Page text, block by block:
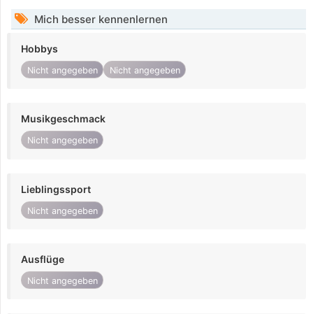
Mich besser kennenlernen
Hobbys
Nicht angegeben Nicht angegeben
Musikgeschmack
Nicht angegeben
Lieblingssport
Nicht angegeben
Ausflüge
Nicht angegeben